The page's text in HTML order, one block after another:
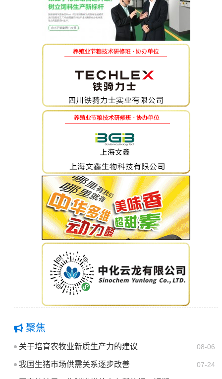
聚焦
08-06
关于培育农牧业新质生产力的建议
07-24
我国生猪市场供需关系逐步改善